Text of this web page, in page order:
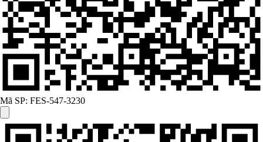
Mã SP: FES-547-3230